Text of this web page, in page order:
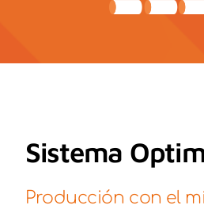
Sistema
Producción con el